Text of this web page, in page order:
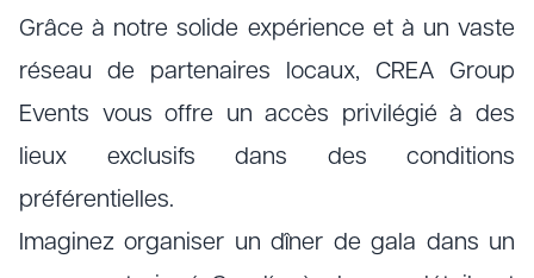
Grâce à notre solide expérience et à un vaste
réseau de partenaires locaux, CREA Group
Events vous offre un accès privilégié à des
lieux exclusifs dans des conditions
préférentielles.
Imaginez organiser un dîner de gala dans un